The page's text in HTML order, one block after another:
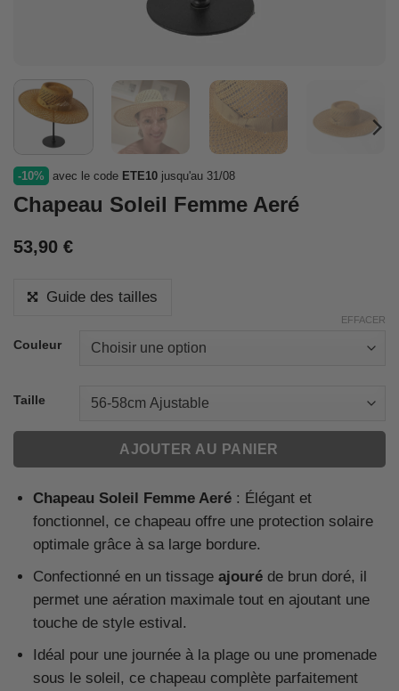
-10% avec le code ETE10 jusqu'au 31/08
Chapeau Soleil Femme Aeré
53,90 €
Guide des tailles
Couleur
Taille
EFFACER
AJOUTER AU PANIER
Chapeau Soleil Femme Aeré: Élégant et
fonctionnel, ce chapeau offre une protection solaire
optimale grâce à sa large bordure.
Confectionné en un tissage ajouréde brun doré, il
permet une aération maximale tout en ajoutant une
touche de style estival.
Idéal pour une journée à la plage ou une promenade
sous le soleil, ce chapeau complète parfaitement